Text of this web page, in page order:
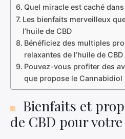
Quel miracle est caché dans
Les bienfaits merveilleux
l’huile de CBD
Bénéficiez des multiples
relaxantes de l’huile de CBD
Pouvez-vous profiter des
que propose le Cannabidiol
Bienfaits et
de CBD pour